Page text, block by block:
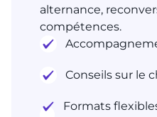
alternance,
compétences.
Conseils sur le
Formats